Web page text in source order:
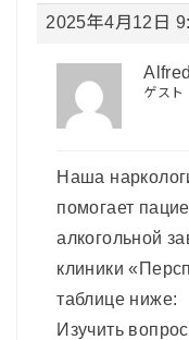
2025年4月12日
ゲスト
Наша
помогает
алкогольной
клиники
таблице ниже:
Изучить